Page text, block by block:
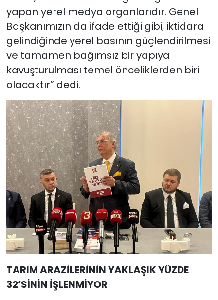
yapan yerel medya organlarıdır. Genel
Başkanımızın da ifade ettiği gibi, iktidara
gelindiğinde yerel basının güçlendirilmesi
ve tamamen bağımsız bir yapıya
kavuşturulması temel önceliklerden biri
olacaktır” dedi.
TARIM ARAZİLERİNİN YAKLAŞIK YÜZDE
32’SİNİN İŞLENMİYOR